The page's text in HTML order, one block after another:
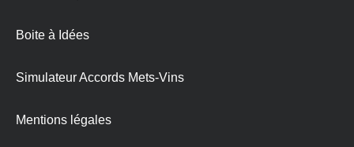
Boite à Idées
Simulateur Accords Mets-Vins
Mentions légales